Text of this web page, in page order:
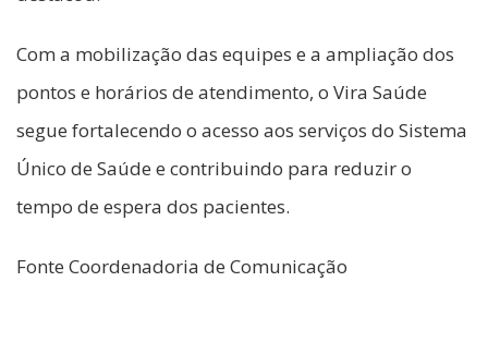
Com a mobilização das equipes e a ampliação dos
pontos e horários de atendimento, o Vira Saúde
segue fortalecendo o acesso aos serviços do Sistema
Único de Saúde e contribuindo para reduzir o
tempo de espera dos pacientes.
Fonte Coordenadoria de Comunicação